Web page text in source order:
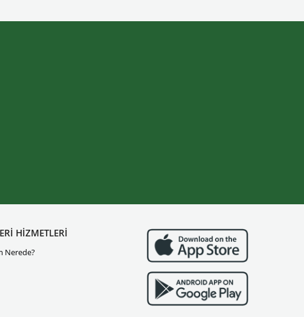
HİZMETLERİ
Nerede?